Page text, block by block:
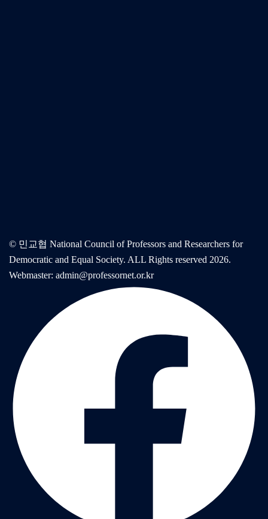
© 민교협 National Council of Professors and Researchers for
Democratic and Equal Society. ALL Rights reserved 2026.
Webmaster: admin@professornet.or.kr